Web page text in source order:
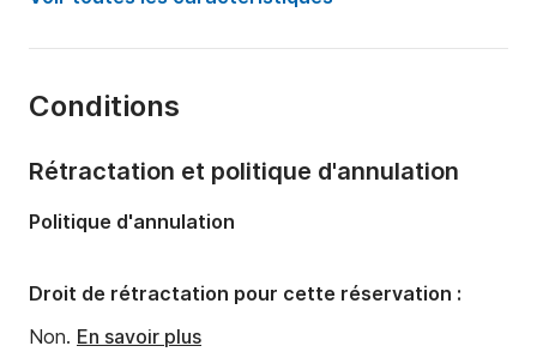
Capacité à bord:
Conditions
Rétractation et politique d'annulation
Politique d'annulation
Droit de rétractation pour cette réservation :
Non. En savoir plus